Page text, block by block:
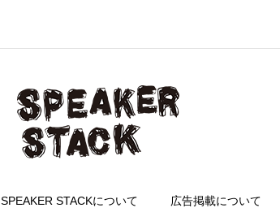
SPEAKER STACKについて 広告掲載について